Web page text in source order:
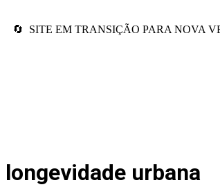
🔄 SITE EM TRANSIÇÃO PARA NOVA
longevidade urbana